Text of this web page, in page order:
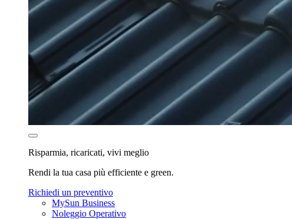
Risparmia, ricaricati, vivi meglio
Rendi la tua casa più efficiente e green.
Richiedi un preventivo
MySun Business
Noleggio Operativo